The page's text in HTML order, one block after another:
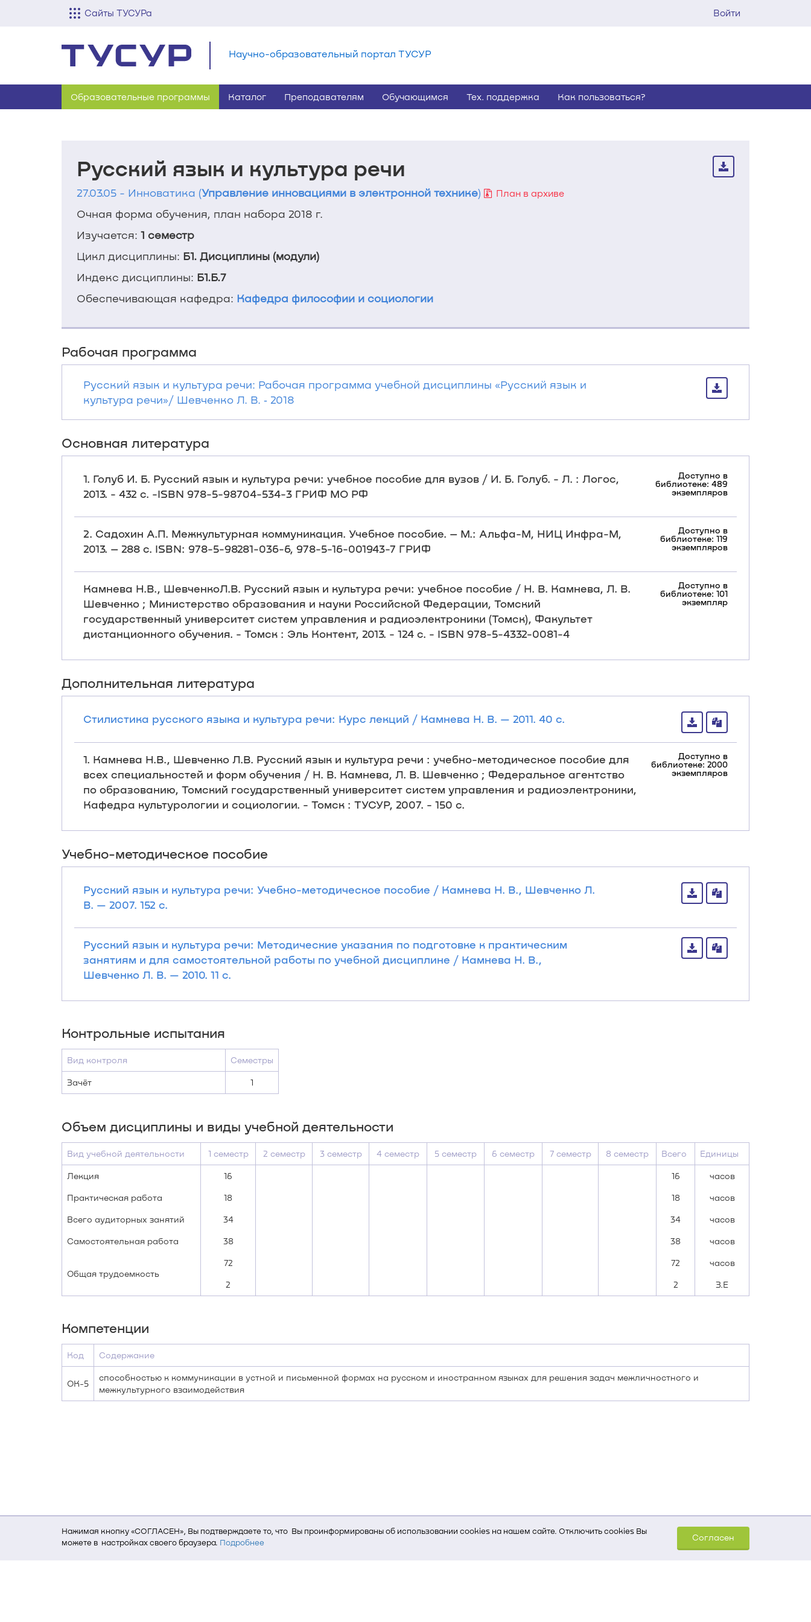
Сайты ТУСУРа Войти
Научно-образовательный портал ТУСУР
Образовательные программы Каталог Преподавателям Обучающимся Тех. поддержка Как пользоваться?
Нажимая кнопку «СОГЛАСЕН», Вы подтверждаете то, что Вы проинформированы об использовании cookies на нашем сайте. Отключить cookies Вы
можете в настройках своего браузера. Подробнее
Согласен
Русский язык и культура речи
27.03.05 - Инноватика (Управление инновациями в электронной технике) План в архиве
Очная форма обучения, план набора 2018 г.
Изучается: 1 семестр
Цикл дисциплины: Б1. Дисциплины (модули)
Индекс дисциплины: Б1.Б.7
Обеспечивающая кафедра: Кафедра философии и социологии
Рабочая программа
Русский язык и культура речи: Рабочая программа учебной дисциплины «Русский язык и
культура речи»/ Шевченко Л. В. ‐ 2018
Основная литература
1. Голуб И. Б. Русский язык и культура речи: учебное пособие для вузов / И. Б. Голуб. - Л. : Логос,
2013. - 432 с. -ISBN 978-5-98704-534-3 ГРИФ МО РФ
Доступно в
библиотеке: 489
экземпляров
2. Садохин А.П. Межкультурная коммуникация. Учебное пособие. – М.: Альфа-М, НИЦ Инфра-М,
2013. – 288 с. ISBN: 978-5-98281-036-6, 978-5-16-001943-7 ГРИФ
Доступно в
библиотеке: 119
экземпляров
Камнева Н.В., ШевченкоЛ.В. Русский язык и культура речи: учебное пособие / Н. В. Камнева, Л. В.
Шевченко ; Министерство образования и науки Российской Федерации, Томский
государственный университет систем управления и радиоэлектроники (Томск), Факультет
дистанционного обучения. - Томск : Эль Контент, 2013. - 124 с. - ISBN 978-5-4332-0081-4
Доступно в
библиотеке: 101
экземпляр
Дополнительная литература
Стилистика русского языка и культура речи: Курс лекций / Камнева Н. В. — 2011. 40 с.
1. Камнева Н.В., Шевченко Л.В. Русский язык и культура речи : учебно-методическое пособие для
всех специальностей и форм обучения / Н. В. Камнева, Л. В. Шевченко ; Федеральное агентство
по образованию, Томский государственный университет систем управления и радиоэлектроники,
Кафедра культурологии и социологии. - Томск : ТУСУР, 2007. - 150 с.
Доступно в
библиотеке: 2000
экземпляров
Учебно-методическое пособие
Русский язык и культура речи: Учебно-методическое пособие / Камнева Н. В., Шевченко Л.
В. — 2007. 152 с.
Русский язык и культура речи: Методические указания по подготовке к практическим
занятиям и для самостоятельной работы по учебной дисциплине / Камнева Н. В.,
Шевченко Л. В. — 2010. 11 с.
Контрольные испытания
Вид контроля Семестры
Зачёт 1
Объем дисциплины и виды учебной деятельности
Вид учебной деятельности 1 семестр 2 семестр 3 семестр 4 семестр 5 семестр 6 семестр 7 семестр 8 семестр Всего Единицы
Лекция 16 16 часов
Практическая работа 18 18 часов
Всего аудиторных занятий 34 34 часов
Самостоятельная работа 38 38 часов
Общая трудоемкость
72 72 часов
2 2 З.Е
Компетенции
Код Содержание
ОК-5
способностью к коммуникации в устной и письменной формах на русском и иностранном языках для решения задач межличностного и
межкультурного взаимодействия